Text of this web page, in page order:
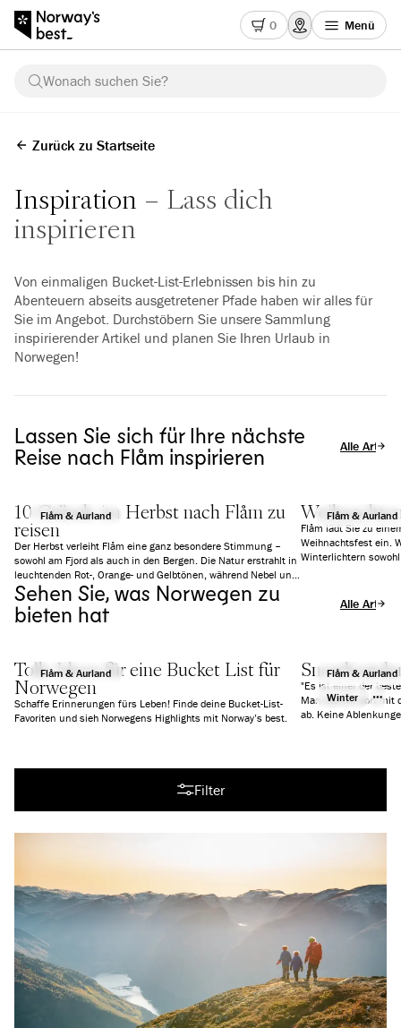
0 Menü
Wonach suchen Sie?
Zurück zu Startseite
Inspiration
Lass dich
inspirieren
Von einmaligen Bucket-List-Erlebnissen bis hin zu
Abenteuern abseits ausgetretener Pfade haben wir alles für
Sie im Angebot. Durchstöbern Sie unsere Sammlung
inspirierender Artikel und planen Sie Ihren Urlaub in
Norwegen!
Lassen Sie sich für Ihre nächste
Reise nach Flåm inspirieren
Alle Artikel
Flåm & Aurland
10 Gründe im Herbst nach Flåm zu
reisen
Der Herbst verleiht Flåm eine ganz besondere Stimmung –
sowohl am Fjord als auch in den Bergen. Die Natur erstrahlt in
leuchtenden Rot-, Orange- und Gelbtönen, während Nebel und
tiefe Wolken eine fast schon mystische Atmosphäre schaffen.
Es ist ruhiger als im Sommer, aber mindestens genauso
beeindruckend. Wir zeigen Ihnen 10 gute Gründe, warum sich
Flåm & Aurland
Flåm lädt Sie zu
Weihnachtsfest ein.
Winterlichtern
Sehen Sie, was Norwegen zu
bieten hat
Alle Artikel
Flåm & Aurland
Tolle Ideen für eine Bucket List für
Norwegen
Schaffe Erinnerungen fürs Leben! Finde deine Bucket-List-
Favoriten und sieh Norwegens Highlights mit Norway’s best.
Flåm & Aurland
Winter
"Es ist einer der
Man kommt dort mit
ab. Keine
Filter